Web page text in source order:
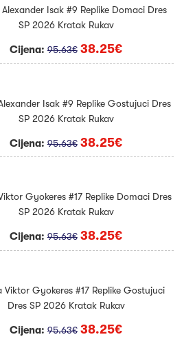
Alexander Isak #9 Replike Domaci Dres
SP 2026 Kratak Rukav
Cijena:95.63€ 38.25€
Isak #9 Replike Gostujuci Dres
SP 2026 Kratak Rukav
Cijena:95.63€ 38.25€
Gyokeres #17 Replike Domaci Dres
SP 2026 Kratak Rukav
Cijena:95.63€ 38.25€
Viktor Gyokeres #17 Replike Gostujuci
Dres SP 2026 Kratak Rukav
Cijena:95.63€ 38.25€